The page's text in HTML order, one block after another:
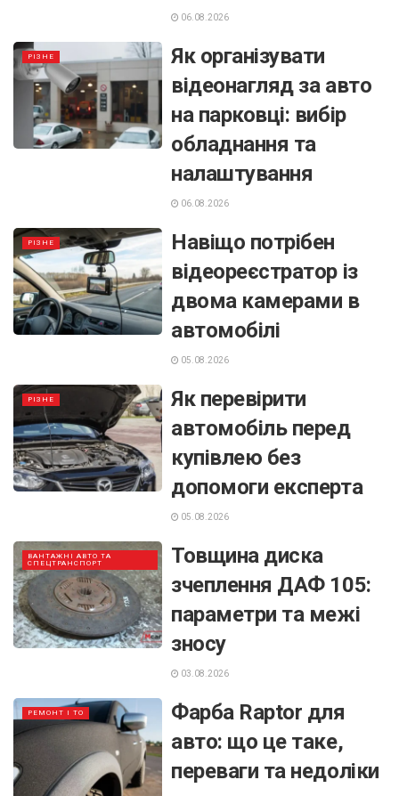
06.08.2026
РІЗНЕ
Як організувати
відеонагляд за авто
на парковці: вибір
обладнання та
налаштування
06.08.2026
РІЗНЕ
Навіщо потрібен
відеореєстратор із
двома камерами в
автомобілі
05.08.2026
РІЗНЕ
Як перевірити
автомобіль перед
купівлею без
допомоги експерта
05.08.2026
ВАНТАЖНІ АВТО ТА
СПЕЦТРАНСПОРТ
Товщина диска
зчеплення ДАФ 105:
параметри та межі
зносу
03.08.2026
РЕМОНТ І ТО
Фарба Raptor для
авто: що це таке,
переваги та недоліки